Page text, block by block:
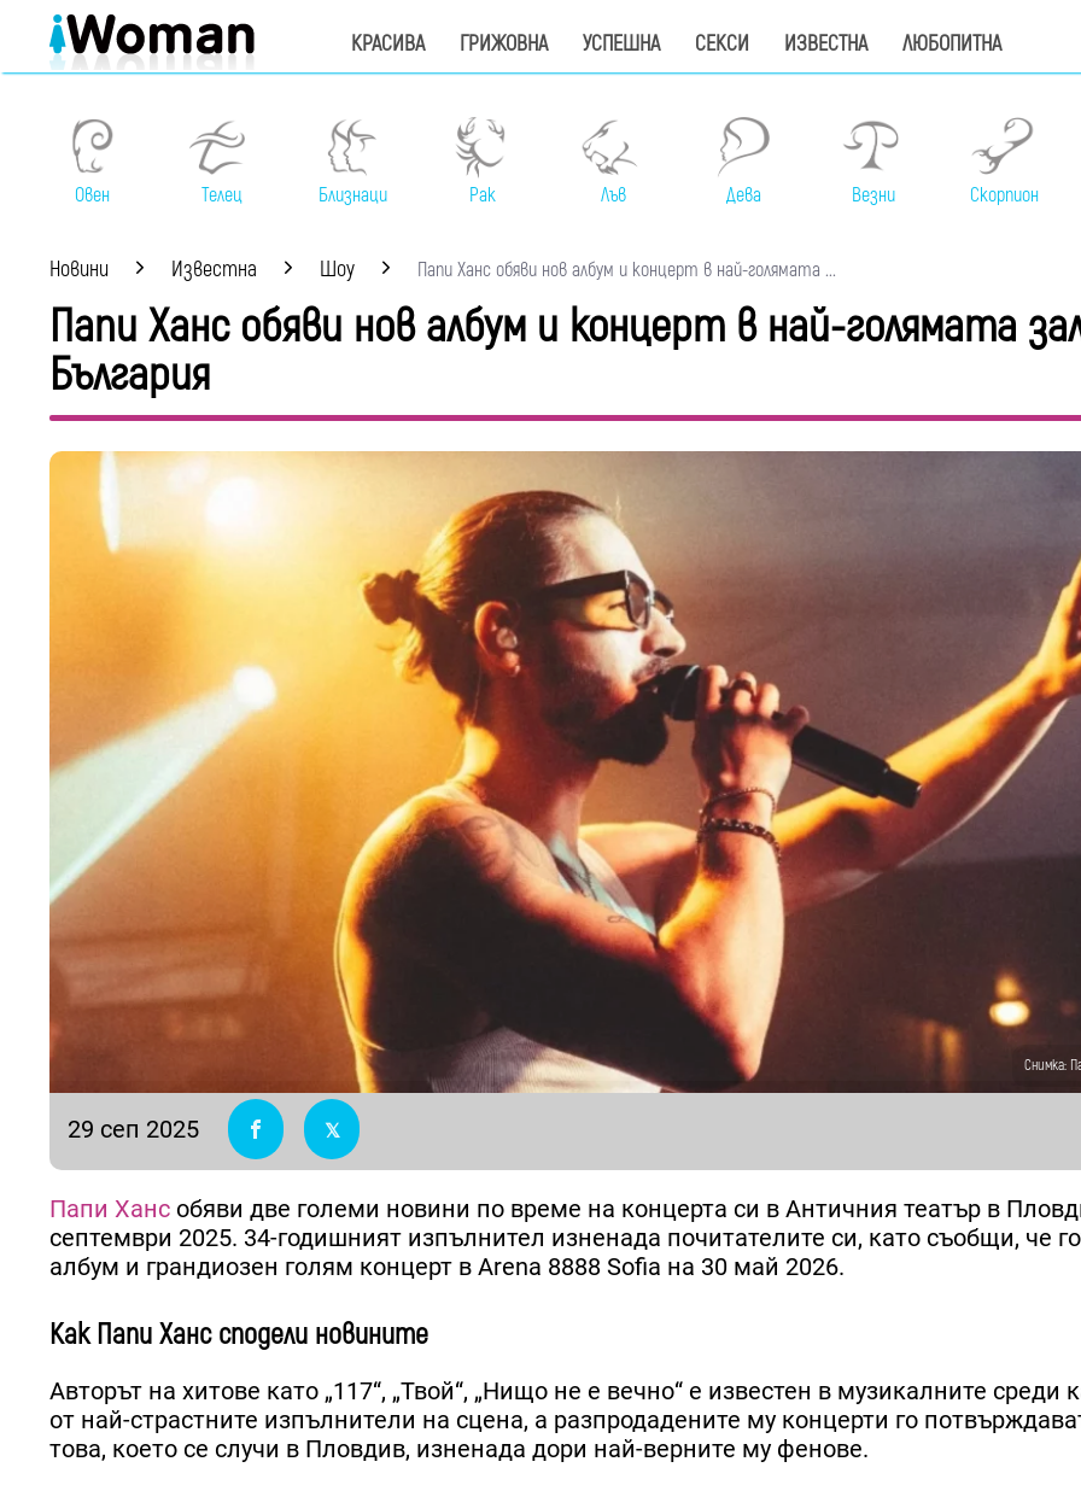
КРАСИВА ГРИЖОВНА УСПЕШНА СЕКСИ ИЗВЕСТНА ЛЮБОПИТНА
Овен Телец Близнаци Рак Лъв Дева Везни Скорпион
Новини Известна Шоу Папи Ханс обяви нов албум и концерт в най-голямата ...
Папи Ханс обяви нов албум и концерт в най-голямата
България
Снимка:
29 сеп 2025
Папи Ханс обяви две големи новини по време на концерта си в Античния театър в
септември 2025. 34-годишният изпълнител изненада почитателите си, като съобщи, че
албум и грандиозен голям концерт в Arena 8888 Sofia на 30 май 2026.
Как Папи Ханс сподели новините
Авторът на хитове като „117“, „Твой“, „Нищо не е вечно“ е известен в музикалните среди
от най-страстните изпълнители на сцена, а разпродадените му концерти го
това, което се случи в Пловдив, изненада дори най-верните му фенове.